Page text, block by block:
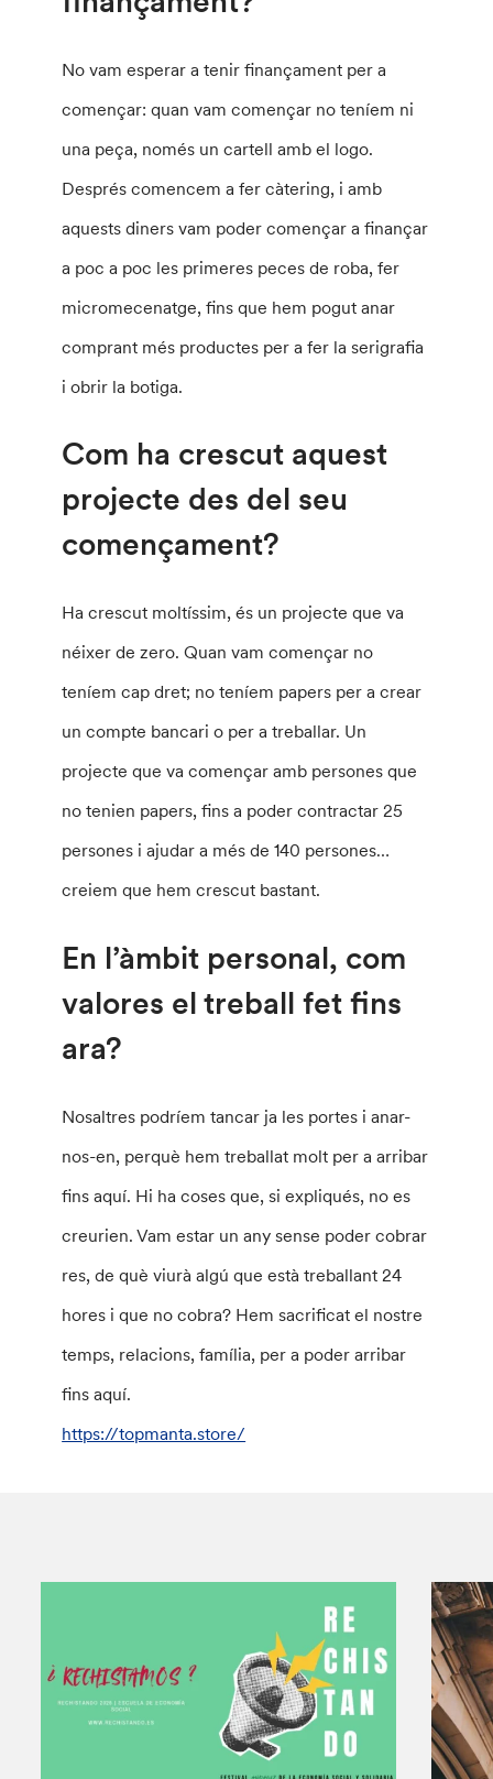
No vam esperar a tenir finançament per a
començar: quan vam començar no teníem ni
una peça, només un cartell amb el logo.
Després comencem a fer càtering, i amb
aquests diners vam poder començar a finançar
a poc a poc les primeres peces de roba, fer
micromecenatge, fins que hem pogut anar
comprant més productes per a fer la serigrafia
i obrir la botiga.
Com ha crescut aquest
projecte des del seu
començament?
Ha crescut moltíssim, és un projecte que va
néixer de zero. Quan vam començar no
teníem cap dret; no teníem papers per a crear
un compte bancari o per a treballar. Un
projecte que va començar amb persones que
no tenien papers, fins a poder contractar 25
persones i ajudar a més de 140 persones…
creiem que hem crescut bastant.
En l’àmbit personal, com
valores el treball fet fins
ara?
Nosaltres podríem tancar ja les portes i anar-
nos-en, perquè hem treballat molt per a arribar
fins aquí. Hi ha coses que, si expliqués, no es
creurien. Vam estar un any sense poder cobrar
res, de què viurà algú que està treballant 24
hores i que no cobra? Hem sacrificat el nostre
temps, relacions, família, per a poder arribar
fins aquí.
https://topmanta.store/